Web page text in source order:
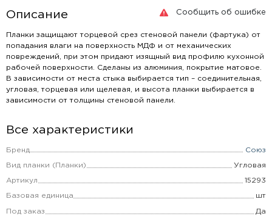
Сообщить об ошибке
Описание
Планки защищают торцевой срез стеновой панели (фартука) от
попадания влаги на поверхность МДФ и от механических
повреждений, при этом придают изящный вид профилю кухонной
рабочей поверхности. Сделаны из алюминия, покрытие матовое.
В зависимости от места стыка выбирается тип – соединительная,
угловая, торцевая или щелевая, и высота планки выбирается в
зависимости от толщины стеновой панели.
Все характеристики
Бренд Союз
Вид планки (Планки) Угловая
Артикул 15293
Базовая единица шт
Под заказ Да